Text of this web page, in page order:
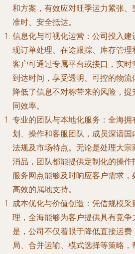
和方案，有效应对旺季运力紧张
准时、安全抵达。
信息化与可视化运营 ：公司投入
现订单处理、在途跟踪、库存管
客户可通过专属平台或接口，实
到达时间，享受透明、可控的物
降低了信息不对称带来的风险，
同效率。
专业的团队与本地化服务 ：全海
划、操作和客服团队，成员深谙
法规及市场特点。无论是处理大
消品，团队都能提供定制化的操
服务网点能够及时响应客户需求
高效的属地支持。
成本优化与价值创造 ：凭借规模
理，全海能够为客户提供具有竞
是，公司不仅着眼于降低直接运
局、合并运输、模式选择等策略